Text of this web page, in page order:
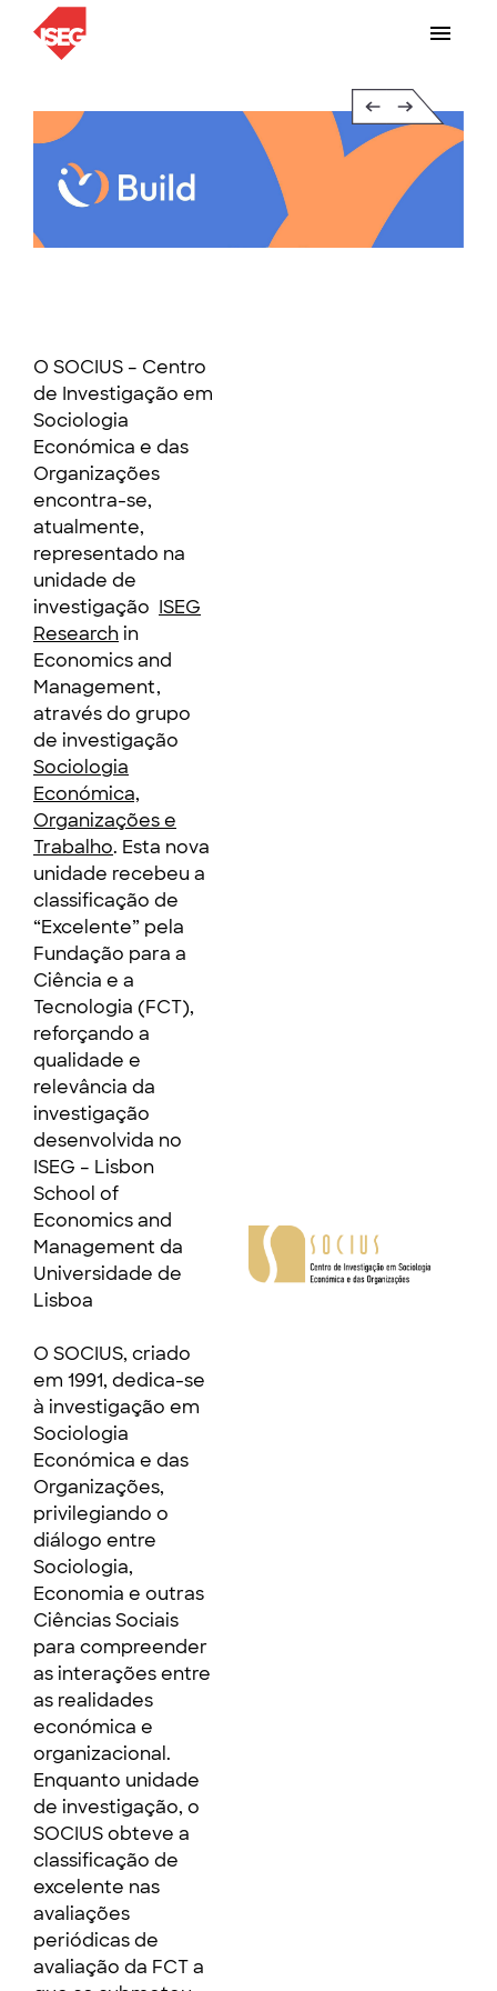
O SOCIUS – Centro
de Investigação em
Sociologia
Económica e das
Organizações
encontra-se,
atualmente,
representado na
unidade de
investigação ISEG
Researchin
Economics and
Management,
através do grupo
de investigação
Sociologia
Económica,
Organizações e
Trabalho. Esta nova
unidade recebeu a
classificação de
“Excelente” pela
Fundação para a
Ciência e a
Tecnologia (FCT),
reforçando a
qualidade e
relevância da
investigação
desenvolvida no
ISEG – Lisbon
School of
Economics and
Management da
Universidade de
Lisboa
O SOCIUS, criado
em 1991, dedica-se
à investigação em
Sociologia
Económica e das
Organizações,
privilegiando o
diálogo entre
Sociologia,
Economia e outras
Ciências Sociais
para compreender
as interações entre
as realidades
económica e
organizacional.
Enquanto unidade
de investigação, o
SOCIUS obteve a
classificação de
excelente nas
avaliações
periódicas de
avaliação da FCT a